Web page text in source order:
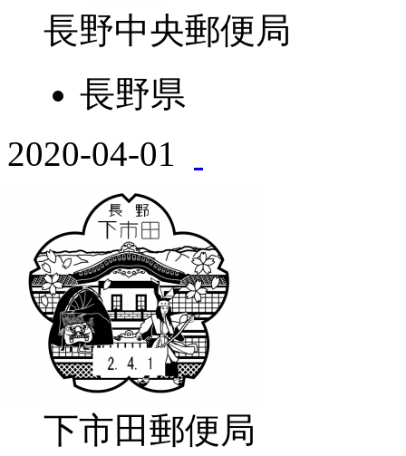
長野中央郵便局
長野県
2020-04-01
下市田郵便局